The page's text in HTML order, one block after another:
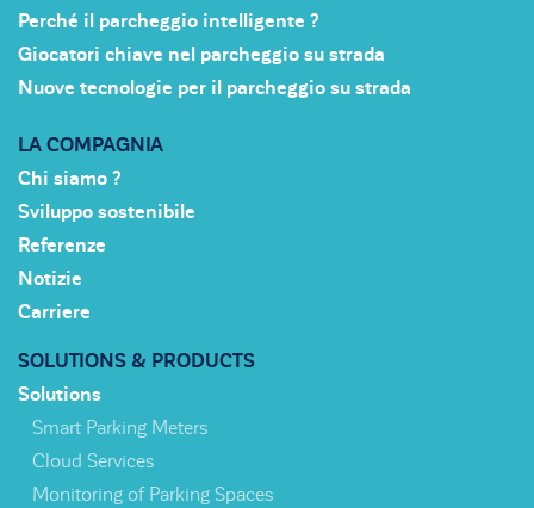
Perché il parcheggio intelligente ?
Giocatori chiave nel parcheggio su strada
Nuove tecnologie per il parcheggio su strada
LA COMPAGNIA
Chi siamo ?
Sviluppo sostenibile
Referenze
Notizie
Carriere
SOLUTIONS & PRODUCTS
Solutions
Smart Parking Meters
Cloud Services
Monitoring of Parking Spaces